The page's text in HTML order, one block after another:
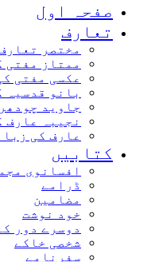
صفحہ اول
تعارف
مختصر
ممتاز مفتی
عکسی مفتی
بانو قدسیہ
جاوید
نجیبہ عارف
عارف کی
کتابیں
افسانوی
ڈرامے
مضامین
خود نوشت
دوسرے دور
شخصی خاکے
سفرنامے